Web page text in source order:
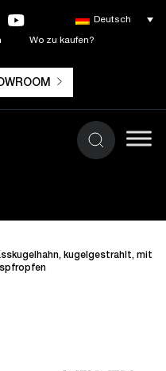
Wo zu kaufen?
Deutsch
kugelgestrahlt, mit